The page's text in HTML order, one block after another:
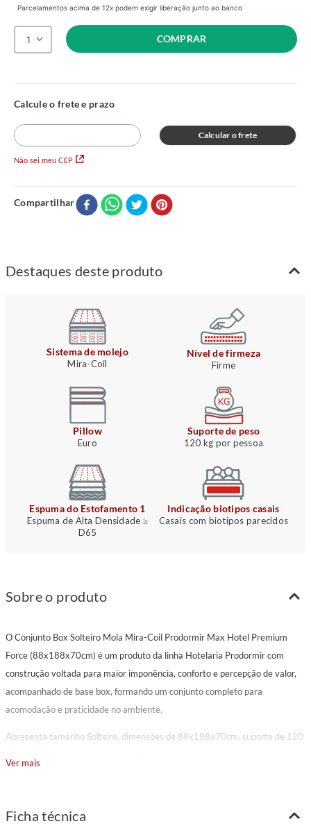
Parcelamentos acima de 12x podem exigir liberação junto ao banco
1 COMPRAR
Não sei meu CEP
Calcular o frete
Compartilhar
Destaques deste produto
Sistema de molejo
Mira-Coil
Nível de firmeza
Firme
Pillow
Euro
Suporte de peso
120 kg por pessoa
Espuma do Estofamento 1
Espuma de Alta Densidade ≥
D65
Indicação biotipos casais
Casais com biotipos parecidos
Sobre o produto
O Conjunto Box Solteiro Mola Mira-Coil Prodormir Max Hotel Premium
Force (88x188x70cm) é um produto da linha Hotelaria Prodormir com
construção voltada para maior imponência, conforto e percepção de valor,
acompanhado de base box, formando um conjunto completo para
acomodação e praticidade no ambiente.
Apresenta tamanho Solteiro, dimensões de 88x188x70cm, suporte de 120
resistência estrutural e excelente distribuição de peso, espuma de alta
Ver mais
Ficha técnica